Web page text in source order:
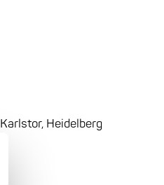
Karlstor, Heidelberg